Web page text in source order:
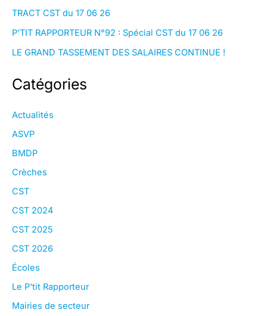
TRACT CST du 17 06 26
P’TIT RAPPORTEUR N°92 : Spécial CST du 17 06 26
LE GRAND TASSEMENT DES SALAIRES CONTINUE !
Catégories
Actualités
ASVP
BMDP
Crèches
CST
CST 2024
CST 2025
CST 2026
Écoles
Le P'tit Rapporteur
Mairies de secteur